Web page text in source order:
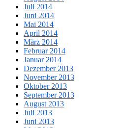
Juli 2014
Juni 2014
Mai 2014
April 2014
März 2014
Februar 2014
Januar 2014
Dezember 2013
November 2013
Oktober 2013
September 2013
August 2013
Juli 2013
Juni 2013